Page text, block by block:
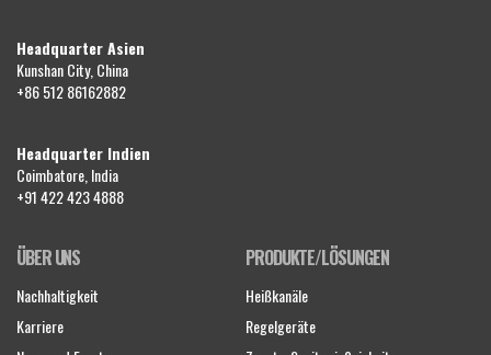
Headquarter Asien
Kunshan City, China
+86 512 86162882
Headquarter Indien
Coimbatore, India
+91 422 423 4888
ÜBER UNS
Nachhaltigkeit
Karriere
PRODUKTE/LÖSUNGEN
Heißkanäle
Regelgeräte